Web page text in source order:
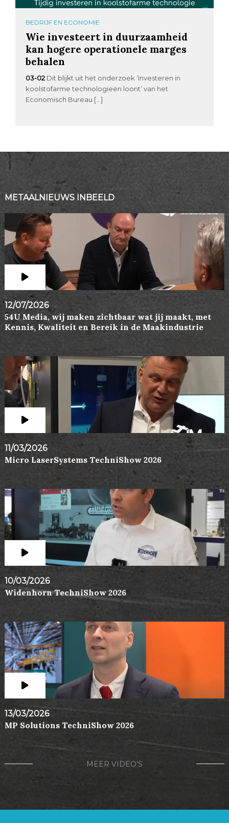
BEDRIJF EN ECONOMIE
Wie investeert in duurzaamheid
kan hogere operationele marges
behalen
03-02 Dit blijkt uit het onderzoek ’Investeren in
koolstofarme technologieën loont’ van het
Economisch Bureau […]
METAALNIEUWS INBEELD
12/07/2026
54U Media, wij maken zichtbaar wat jij maakt, met
Kennis, Kwaliteit en Bereik in de Maakindustrie
11/03/2026
Micro LaserSystems TechniShow 2026
10/03/2026
Widenhorn TechniShow 2026
13/03/2026
MP Solutions TechniShow 2026
MEER VIDEO'S